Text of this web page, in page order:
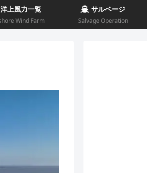
上風力一覧
Wind Farm
サルベージ
Salvage Operation